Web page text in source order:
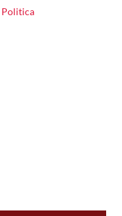
Politica